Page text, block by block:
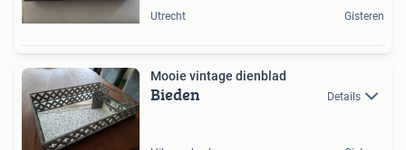
Utrecht Gisteren
Mooie vintage dienblad
Bieden Details